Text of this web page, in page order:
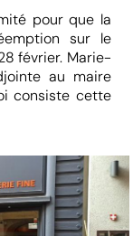
pour que la
sur le
février. Marie-
au maire
consiste cette